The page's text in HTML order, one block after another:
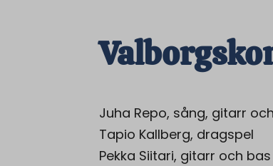
Juha Repo, sång, gitarr
Tapio Kallberg, dragspel
Pekka Siitari, gitarr och bas